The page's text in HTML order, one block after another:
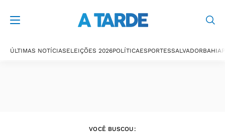
ÚLTIMAS NOTÍCIASELEIÇÕES 2026POLÍTICAESPORTESSALVADORBAHIA
VOCÊ BUSCOU: